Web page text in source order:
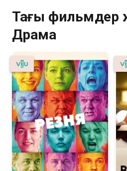
Тағы фильмдер
Драма